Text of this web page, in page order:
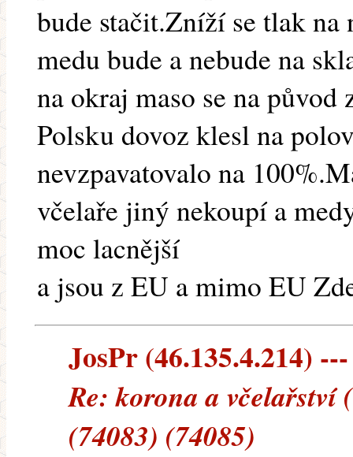
bude stačit.Zníží se tlak na
medu bude a nebude na
na okraj maso se na původ
Polsku dovoz klesl na
nevzpavatovalo na
včelaře jiný nekoupí a
moc lacnější
a jsou z EU a mimo EU
JosPr (46.135.4.214)
Re: korona a včelařství
(74083) (74085)